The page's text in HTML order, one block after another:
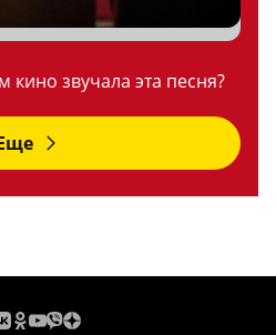
кино звучала эта песня?